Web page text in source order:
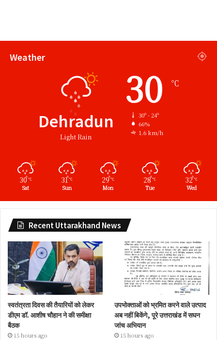
Weather
Dehradun
Light Rain
30 ℃
30º - 24º
66%
1.6 km/h
30 ℃
Sat
31℃
Sun
29℃
Mon
28℃
Tue
32℃
Wed
Recent Uttarakhand News
स्वतंत्रता दिवस की तैयारियों को लेकर
डीएम डॉ. आशीष चौहान ने की समीक्षा
बैठक
15 hours ago
उपभोक्ताओं को भ्रमित करने वाले उत्पाद
अब नहीं बिकेंगे, पूरे उत्तराखंड में सघन
जांच अभियान
15 hours ago